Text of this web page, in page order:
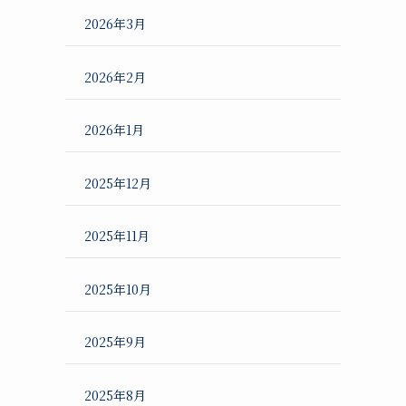
2026年3月
2026年2月
2026年1月
2025年12月
2025年11月
2025年10月
2025年9月
2025年8月